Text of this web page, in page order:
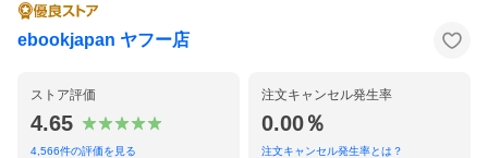
ebookjapan ヤフー店
ストア評価
4.65
4,566件の評価を見る
注文キャンセル発生率
0.00％
注文キャンセル発生率とは？